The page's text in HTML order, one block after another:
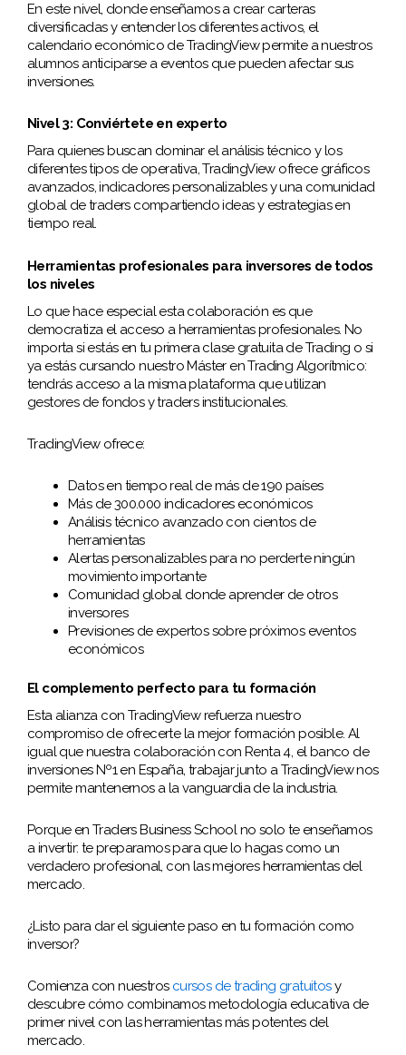
En este nivel, donde enseñamos a crear carteras
diversificadas y entender los diferentes activos, el
calendario económico de TradingView permite a nuestros
alumnos anticiparse a eventos que pueden afectar sus
inversiones.
Nivel 3: Conviértete en experto
Para quienes buscan dominar el análisis técnico y los
diferentes tipos de operativa, TradingView ofrece gráficos
avanzados, indicadores personalizables y una comunidad
global de traders compartiendo ideas y estrategias en
tiempo real.
Herramientas profesionales para inversores de todos
los niveles
Lo que hace especial esta colaboración es que
democratiza el acceso a herramientas profesionales. No
importa si estás en tu primera clase gratuita de Trading o si
ya estás cursando nuestro Máster en Trading Algorítmico:
tendrás acceso a la misma plataforma que utilizan
gestores de fondos y traders institucionales.
TradingView ofrece:
Datos en tiempo real de más de 190 países
Más de 300.000 indicadores económicos
Análisis técnico avanzado con cientos de
herramientas
Alertas personalizables para no perderte ningún
movimiento importante
Comunidad global donde aprender de otros
inversores
Previsiones de expertos sobre próximos eventos
económicos
El complemento perfecto para tu formación
Esta alianza con TradingView refuerza nuestro
compromiso de ofrecerte la mejor formación posible. Al
igual que nuestra colaboración con Renta 4, el banco de
inversiones Nº1 en España, trabajar junto a TradingView nos
permite mantenernos a la vanguardia de la industria.
Porque en Traders Business School no solo te enseñamos
a invertir: te preparamos para que lo hagas como un
verdadero profesional, con las mejores herramientas del
mercado.
¿Listo para dar el siguiente paso en tu formación como
inversor?
Comienza con nuestros cursos de trading gratuitosy
descubre cómo combinamos metodología educativa de
primer nivel con las herramientas más potentes del
mercado.